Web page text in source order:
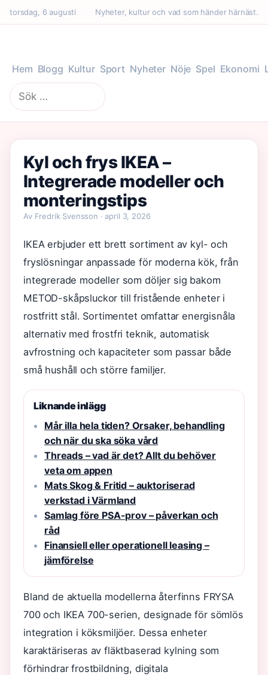
torsdag, 6 augusti Nyheter, kultur och vad som händer härnäst.
Hem Blogg Kultur Sport Nyheter Nöje Spel Ekonomi
Sök
efter:
Kyl och frys IKEA –
Integrerade modeller och
monteringstips
Av Fredrik Svensson · april 3, 2026
IKEA erbjuder ett brett sortiment av kyl- och
fryslösningar anpassade för moderna kök, från
integrerade modeller som döljer sig bakom
METOD-skåpsluckor till fristående enheter i
rostfritt stål. Sortimentet omfattar energisnåla
alternativ med frostfri teknik, automatisk
avfrostning och kapaciteter som passar både
små hushåll och större familjer.
Liknande inlägg
Mår illa hela tiden? Orsaker, behandling
och när du ska söka vård
Threads – vad är det? Allt du behöver
veta om appen
Mats Skog & Fritid – auktoriserad
verkstad i Värmland
Samlag före PSA-prov – påverkan och
råd
Finansiell eller operationell leasing –
jämförelse
Bland de aktuella modellerna återfinns FRYSA
700 och IKEA 700-serien, designade för sömlös
integration i köksmiljöer. Dessa enheter
karaktäriseras av fläktbaserad kylning som
förhindrar frostbildning, digitala